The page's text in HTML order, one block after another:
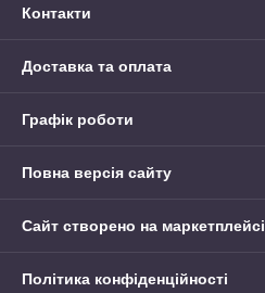
Контакти
Доставка та оплата
Графік роботи
Повна версія сайту
Сайт створено на маркетплейсі
Політика конфіденційності